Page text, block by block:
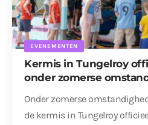
EVENEMENTEN
Kermis in Tungelroy
onder zomerse
Onder zomerse
de kermis in Tungelroy